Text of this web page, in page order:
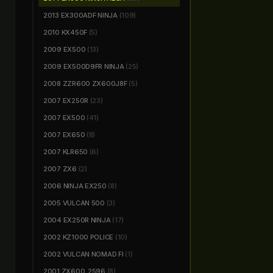
2013 EX300ADF NINJA (109)
2010 KX450F (5)
2009 EX500 (13)
2009 EX500D9FR NINJA (25)
2008 ZZR600 ZX600J8F (5)
2007 EX250R (23)
2007 EX500 (41)
2007 EX650 (8)
2007 KLR650 (6)
2007 ZX6 (2)
2006 NINJA EX250 (8)
2005 VULCAN 500 (3)
2004 EX250R NINJA (17)
2002 KZ1000 POLICE (10)
2002 VULCAN NOMAD FI (1)
2001 ZX600_2596 (8)